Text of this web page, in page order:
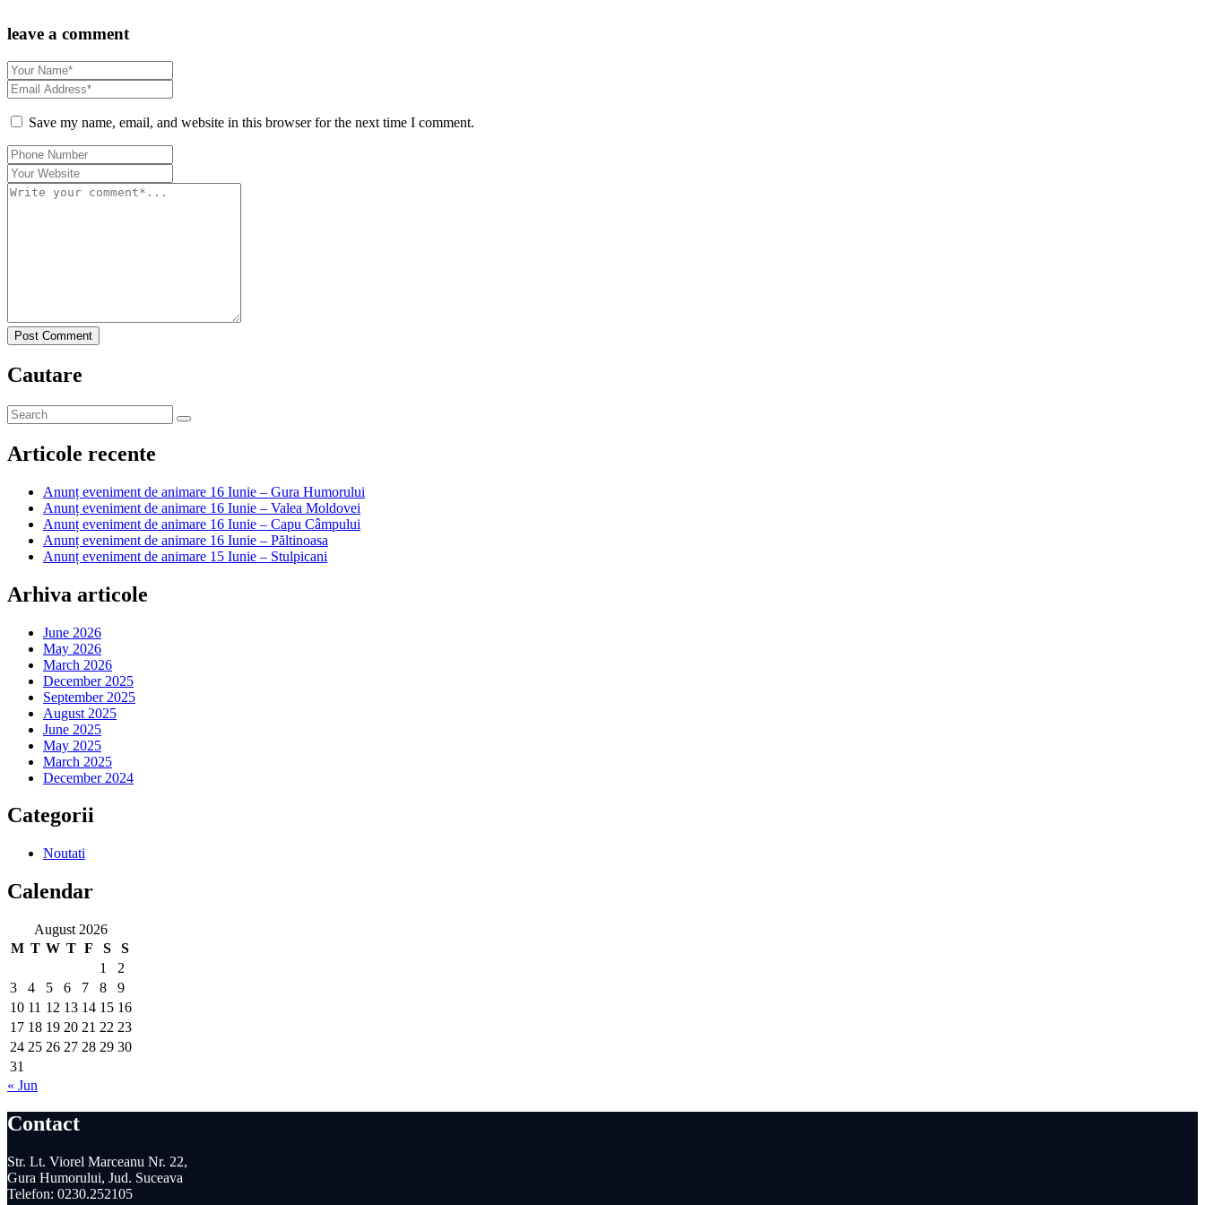
leave a comment
Save my name, email, and website in this browser for the next time I comment.
Post Comment
Cautare
Articole recente
Anunț eveniment de animare 16 Iunie – Gura Humorului
Anunț eveniment de animare 16 Iunie – Valea Moldovei
Anunț eveniment de animare 16 Iunie – Capu Câmpului
Anunț eveniment de animare 16 Iunie – Păltinoasa
Anunț eveniment de animare 15 Iunie – Stulpicani
Arhiva articole
June 2026
May 2026
March 2026
December 2025
September 2025
August 2025
June 2025
May 2025
March 2025
December 2024
Categorii
Noutati
Calendar
August 2026
M T W T F S
S
1
2
3
4 5 6 7 8
9
10 11 12 13 14 15 16
17 18 19 20 21 22 23
24 25 26 27 28 29 30
31
« Jun
Contact
Str. Lt. Viorel Marceanu Nr. 22,
Gura Humorului, Jud. Suceava
Telefon: 0230.252105